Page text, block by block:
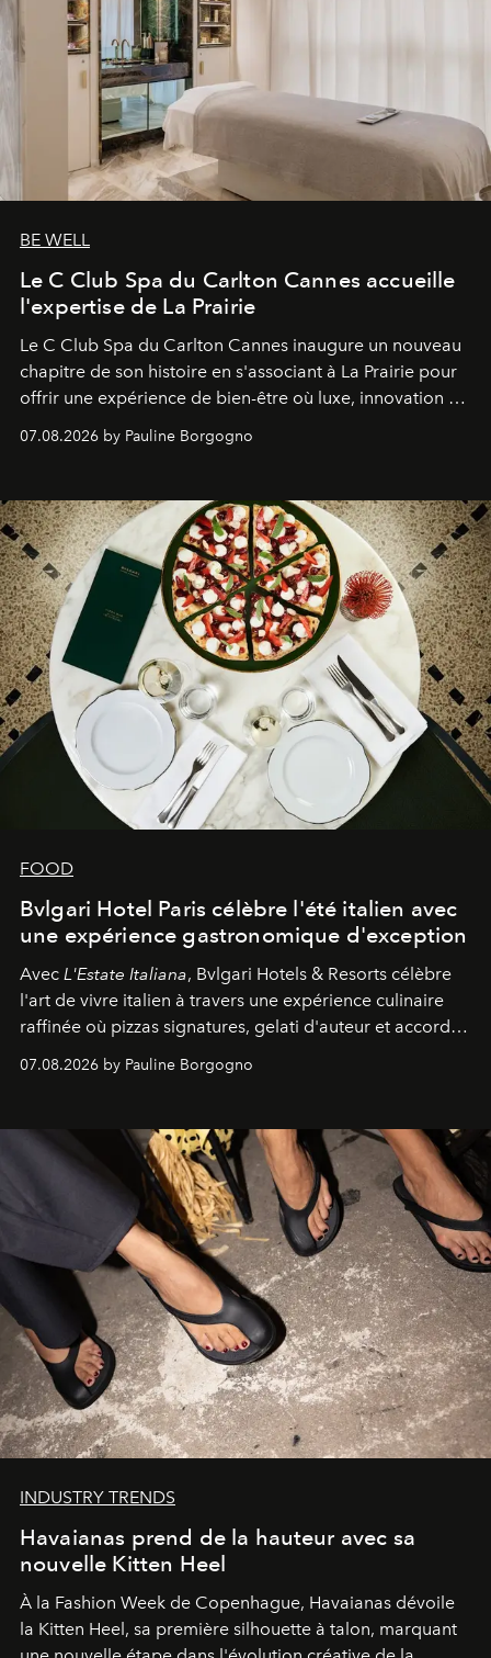
BE WELL
Le C Club Spa du Carlton Cannes accueille
l'expertise de La Prairie
Le C Club Spa du Carlton Cannes inaugure un nouveau
chapitre de son histoire en s'associant à La Prairie pour
offrir une expérience de bien-être où luxe, innovation et
07.08.2026 by Pauline Borgogno
FOOD
Bvlgari Hotel Paris célèbre l'été italien avec
une expérience gastronomique d'exception
Avec L'Estate Italiana, Bvlgari Hotels & Resorts célèbre
l'art de vivre italien à travers une expérience culinaire
raffinée où pizzas signatures, gelati d'auteur et accords
07.08.2026 by Pauline Borgogno
INDUSTRY TRENDS
Havaianas prend de la hauteur avec sa
nouvelle Kitten Heel
À la Fashion Week de Copenhague, Havaianas dévoile
la Kitten Heel, sa première silhouette à talon, marquant